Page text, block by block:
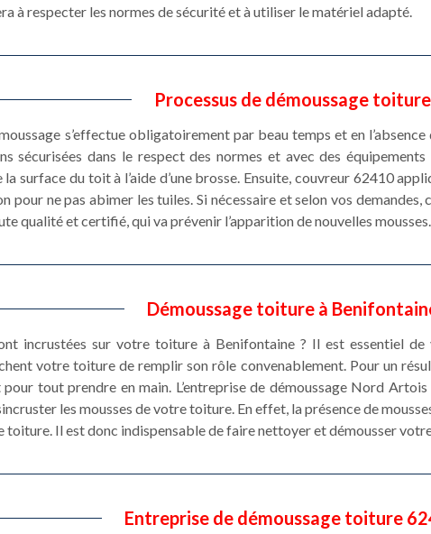
à respecter les normes de sécurité et à utiliser le matériel adapté.
Processus de démoussage toiture
s’effectue obligatoirement par beau temps et en
sécurisées dans le respect des normes et avec des
surface du toit à l’aide d’une brosse. Ensuite, couvreur 62410
pour ne pas abimer les tuiles. Si nécessaire et selon vos
qualité et certifié, qui va prévenir l’apparition de nouvelles mousses.
Démoussage toiture à
incrustées sur votre toiture à Benifontaine ? Il est essentiel
votre toiture de remplir son rôle convenablement. Pour un
tout prendre en main. L’entreprise de démoussage Nord
les mousses de votre toiture. En effet, la présence de
toiture. Il est donc indispensable de faire nettoyer et démousser
Entreprise de démoussage toiture